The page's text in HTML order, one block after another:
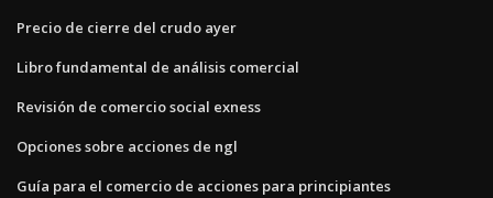
Precio de cierre del crudo ayer
Libro fundamental de análisis comercial
Revisión de comercio social exness
Opciones sobre acciones de ngl
Guía para el comercio de acciones para principiantes